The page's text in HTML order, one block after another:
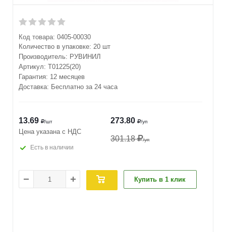
Код товара: 0405-00030
Количество в упаковке: 20 шт
Производитель: РУВИНИЛ
Артикул: Т01225(20)
Гарантия: 12 месяцев
Доставка: Бесплатно за 24 часа
273.80 /уп
301.18 /уп
13.69 /шт
Цена указана с НДС
Есть в наличии
Купить в 1 клик